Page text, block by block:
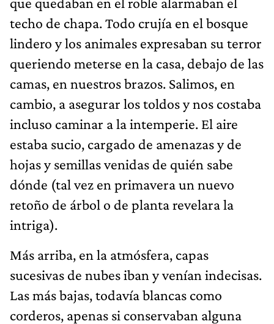
techo de chapa. Todo crujía en el bosque
lindero y los animales expresaban su terror
queriendo meterse en la casa, debajo de las
camas, en nuestros brazos. Salimos, en
cambio, a asegurar los toldos y nos costaba
incluso caminar a la intemperie. El aire
estaba sucio, cargado de amenazas y de
hojas y semillas venidas de quién sabe
dónde (tal vez en primavera un nuevo
retoño de árbol o de planta revelara la
intriga).
Más arriba, en la atmósfera, capas
sucesivas de nubes iban y venían indecisas.
Las más bajas, todavía blancas como
corderos, apenas si conservaban alguna